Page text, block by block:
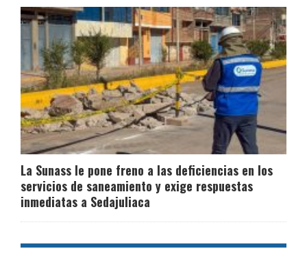
La Sunass le pone freno a las deficiencias en los
servicios de saneamiento y exige respuestas
inmediatas a Sedajuliaca